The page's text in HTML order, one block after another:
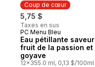
Coup de cœur
5,75 $
Taxes en sus
Coup de cœur
PC Menu Bleu
Eau pétillante saveur
fruit de la passion et
goyave
12x355.0 ml, 0,13 $/100ml